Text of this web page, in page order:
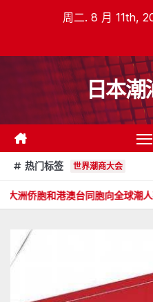
周二. 8 月 11th,
日本潮
热门标签 世界潮商大会
同胞向全球潮人拜年！